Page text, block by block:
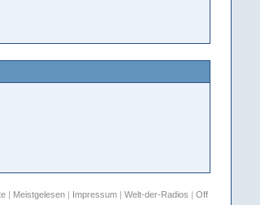
Meistgelesen Impressum Welt-der-Radios
Off